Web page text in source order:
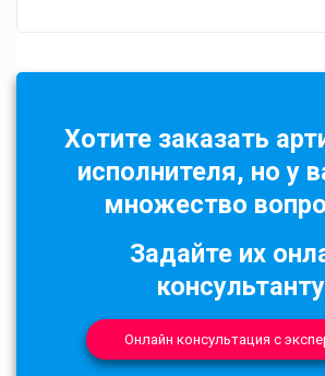
Хотите заказать
исполнителя, но у
множество
Задайте их
Онлайн консультация с